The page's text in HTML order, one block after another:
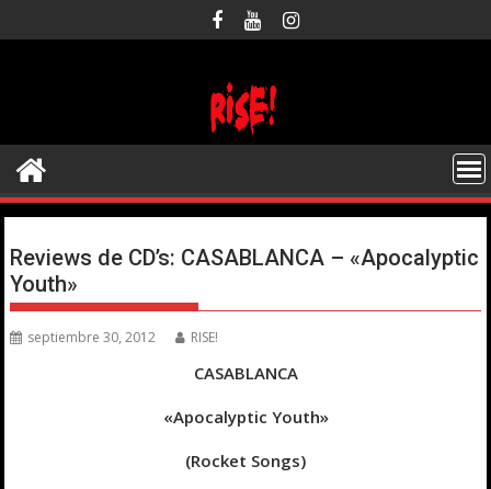
al
Reviews de CD’s: CASABLANCA – «Apocalyptic
Youth»
septiembre 30, 2012 RISE!
CASABLANCA
«Apocalyptic Youth»
(Rocket Songs)